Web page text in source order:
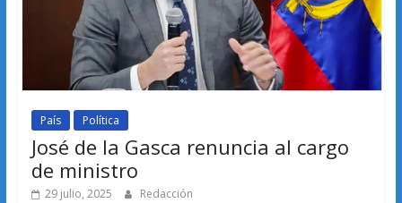
País Política
José de la Gasca renuncia al cargo
de ministro
29 julio, 2025 Redacción